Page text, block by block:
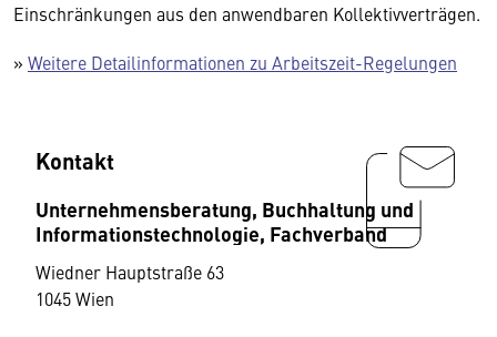
Einschränkungen aus den anwendbaren Kollektivverträgen.
» Weitere Detailinformationen zu Arbeitszeit-Regelungen
Kontakt
Unternehmensberatung, Buchhaltung und
Informationstechnologie, Fachverband
Wiedner Hauptstraße 63
1045 Wien